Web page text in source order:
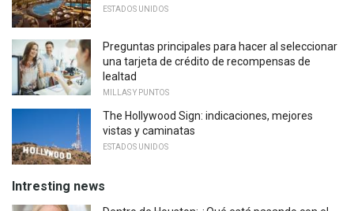
ESTADOS UNIDOS
Preguntas principales para hacer al seleccionar
una tarjeta de crédito de recompensas de
lealtad
MILLAS Y PUNTOS
The Hollywood Sign: indicaciones, mejores
vistas y caminatas
ESTADOS UNIDOS
Intresting news